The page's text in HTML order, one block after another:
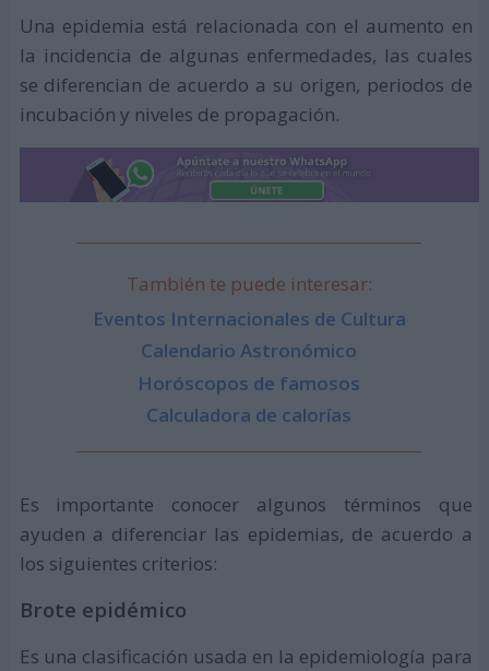
Una epidemia está relacionada con el aumento en
la incidencia de algunas enfermedades, las cuales
se diferencian de acuerdo a su origen, periodos de
incubación y niveles de propagación.
También te puede interesar:
Eventos Internacionales de Cultura
Calendario Astronómico
Horóscopos de famosos
Calculadora de calorías
Es importante conocer algunos términos que
ayuden a diferenciar las epidemias, de acuerdo a
los siguientes criterios:
Brote epidémico
Es una clasificación usada en la epidemiología para